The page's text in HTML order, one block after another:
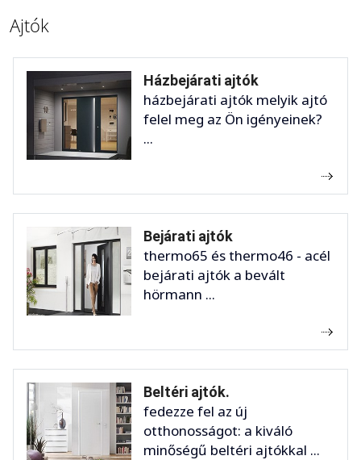
Ajtók
Házbejárati ajtók
házbejárati ajtók melyik ajtó
felel meg az Ön igényeinek?
...
Bejárati ajtók
thermo65 és thermo46 - acél
bejárati ajtók a bevált
hörmann ...
Beltéri ajtók.
fedezze fel az új
otthonosságot: a kiváló
minőségű beltéri ajtókkal ...